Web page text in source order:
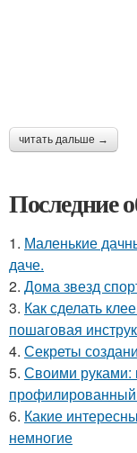
читать дальше →
Последние
1. Маленькие
даче.
2. Дома звезд
3. Как сделать
пошаговая
4. Секреты
5. Своими руками:
6. Какие
немногие